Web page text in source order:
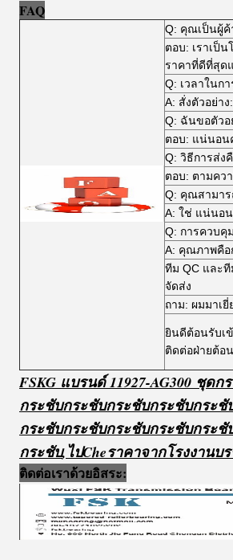
FAQ
Q: คุณเป็นผู้ค้
ตอบ: เราเป็
ราคาที่ดีที่สุด
Q: เวลาในก
A: สั่งตัวอย่า
Q: ฉันขอตัวอ
ตอบ: แน่นอน
Q: วิธีการส่ง
ตอบ: ตามคว
Q: คุณสามาร
A: ใช่ แน่นอ
Q: การควบคุ
A: คุณภาพคื
ทีม QC และที
จัดส่ง
ถาม: ผมมาเ
ยินดีต้อนรับเ
ติดต่อฝ่ายต้อ
FSKG แบรนด์ 11927-AG300 ชุดก
กระชับกระชับกระชับกระชับกระชั
กระชับกระชับกระชับกระชับกระชั
กระชับ,ไปCheราคาจากโรงงาน
ติดต่อเราด้วยอิสระ: